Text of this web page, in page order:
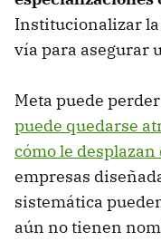
Institucionalizar
vía para asegurar
Meta puede
puede quedarse
cómo le
empresas
sistemática
aún no tienen